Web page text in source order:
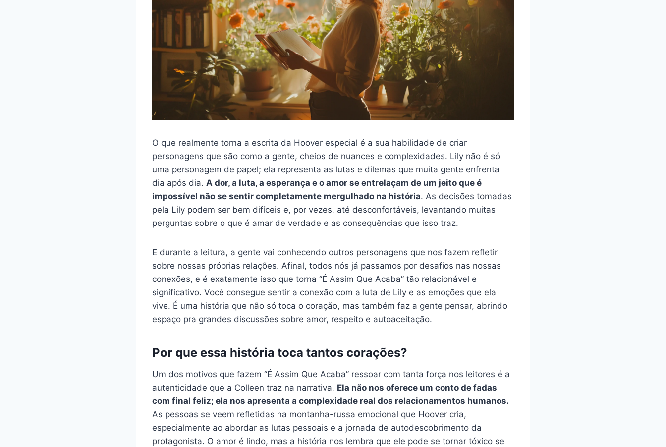
O que realmente torna a escrita da Hoover especial é a sua habilidade de criar
personagens que são como a gente, cheios de nuances e complexidades. Lily não é só
uma personagem de papel; ela representa as lutas e dilemas que muita gente enfrenta
dia após dia. A dor, a luta, a esperança e o amor se entrelaçam de um jeito que é
impossível não se sentir completamente mergulhado na história. As decisões tomadas
pela Lily podem ser bem difíceis e, por vezes, até desconfortáveis, levantando muitas
perguntas sobre o que é amar de verdade e as consequências que isso traz.
E durante a leitura, a gente vai conhecendo outros personagens que nos fazem refletir
sobre nossas próprias relações. Afinal, todos nós já passamos por desafios nas nossas
conexões, e é exatamente isso que torna “É Assim Que Acaba” tão relacionável e
significativo. Você consegue sentir a conexão com a luta de Lily e as emoções que ela
vive. É uma história que não só toca o coração, mas também faz a gente pensar, abrindo
espaço pra grandes discussões sobre amor, respeito e autoaceitação.
Por que essa história toca tantos corações?
Um dos motivos que fazem “É Assim Que Acaba” ressoar com tanta força nos leitores é a
autenticidade que a Colleen traz na narrativa. Ela não nos oferece um conto de fadas
com final feliz; ela nos apresenta a complexidade real dos relacionamentos humanos.
As pessoas se veem refletidas na montanha-russa emocional que Hoover cria,
especialmente ao abordar as lutas pessoais e a jornada de autodescobrimento da
protagonista. O amor é lindo, mas a história nos lembra que ele pode se tornar tóxico se